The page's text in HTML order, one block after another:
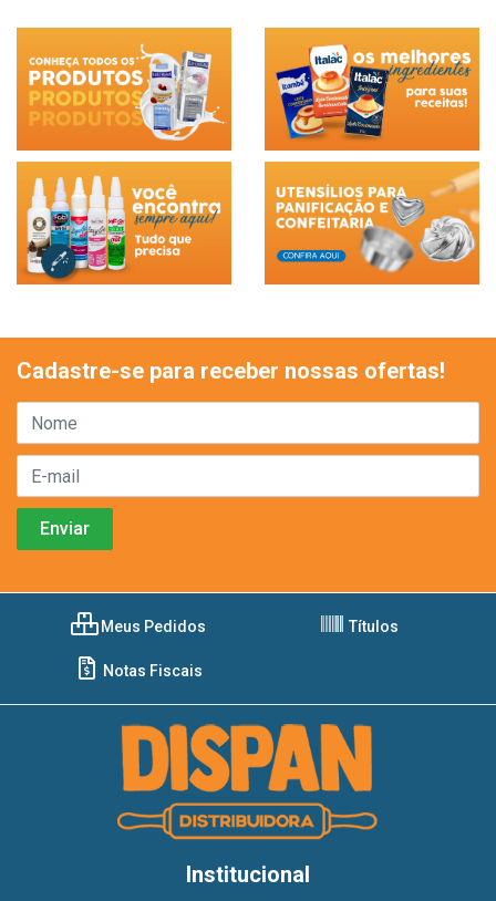
Cadastre-se para receber nossas ofertas!
Meus Pedidos Títulos
Notas Fiscais
Institucional